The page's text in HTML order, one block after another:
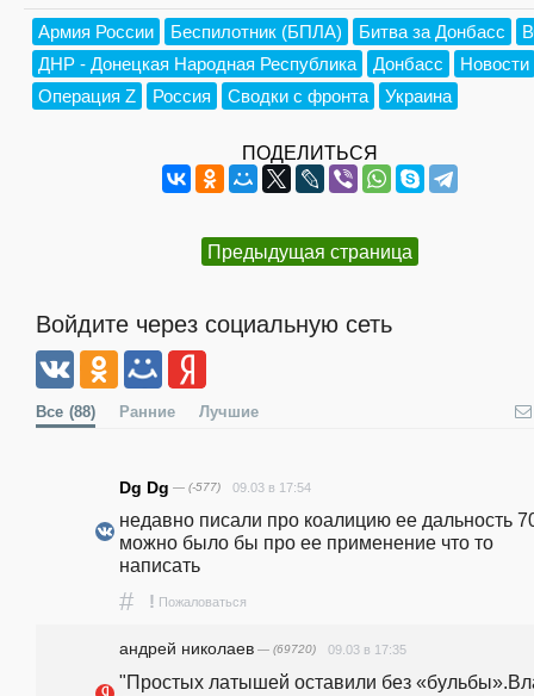
Армия России Беспилотник (БПЛА) Битва за Донбасс
ДНР - Донецкая Народная Республика
Донбасс
Новости
Операция Z
Россия Сводки с фронта Украина
ПОДЕЛИТЬСЯ
Предыдущая страница
Войдите через социальную сеть
Все (88) Ранние Лучшие
Dg Dg — (-577) 09.03 в 17:54
недавно писали про коалицию ее дальность
можно было бы про ее применение что то
написать
# ! Пожаловаться
андpeй николаев — (69720) 09.03 в 17:35
"Простых латышей оставили без